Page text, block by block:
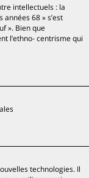
intellectuels : la
68 » s’est
». Bien que
l’ethno- centrisme qui
technologies. Il